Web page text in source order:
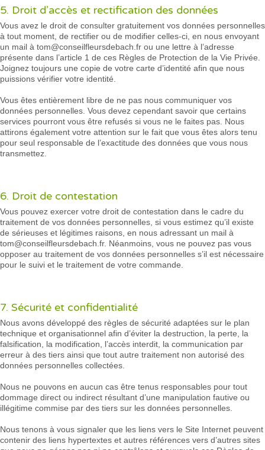
5. Droit d’accès et rectification des données
Vous avez le droit de consulter gratuitement vos données personnelles
à tout moment, de rectifier ou de modifier celles-ci, en nous envoyant
un mail à tom@conseilfleursdebach.fr ou une lettre à l’adresse
présente dans l’article 1 de ces Règles de Protection de la Vie Privée.
Joignez toujours une copie de votre carte d’identité afin que nous
puissions vérifier votre identité.
Vous êtes entièrement libre de ne pas nous communiquer vos
données personnelles. Vous devez cependant savoir que certains
services pourront vous être refusés si vous ne le faites pas. Nous
attirons également votre attention sur le fait que vous êtes alors tenu
pour seul responsable de l’exactitude des données que vous nous
transmettez.
6. Droit de contestation
Vous pouvez exercer votre droit de contestation dans le cadre du
traitement de vos données personnelles, si vous estimez qu’il existe
de sérieuses et légitimes raisons, en nous adressant un mail à
tom@conseilfleursdebach.fr. Néanmoins, vous ne pouvez pas vous
opposer au traitement de vos données personnelles s’il est nécessaire
pour le suivi et le traitement de votre commande.
7. Sécurité et confidentialité
Nous avons développé des règles de sécurité adaptées sur le plan
technique et organisationnel afin d’éviter la destruction, la perte, la
falsification, la modification, l’accès interdit, la communication par
erreur à des tiers ainsi que tout autre traitement non autorisé des
données personnelles collectées.
Nous ne pouvons en aucun cas être tenus responsables pour tout
dommage direct ou indirect résultant d’une manipulation fautive ou
illégitime commise par des tiers sur les données personnelles.
Nous tenons à vous signaler que les liens vers le Site Internet peuvent
contenir des liens hypertextes et autres références vers d’autres sites